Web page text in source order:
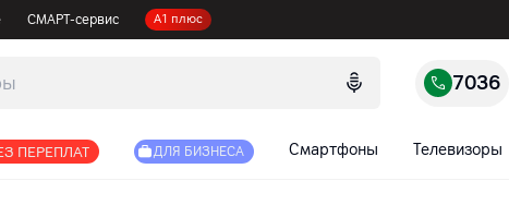
СМАРТ-сервис А1 плюс
7036
ПЕРЕПЛАТ ДЛЯ БИЗНЕСА Смартфоны Телевизоры